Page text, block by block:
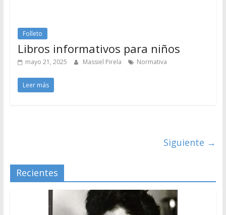
Folleto
Libros informativos para niños
mayo 21, 2025 Massiel Pirela Normativa
Leer más
Siguiente →
Recientes